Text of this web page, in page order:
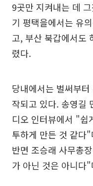
9곳만 지켜내는 데
기 평택을에서는 유
고, 부산 북갑에서도
렸다.
당내에서는 벌써부
작되고 있다. 송영길
디오 인터뷰에서 "쉽
투하게 만든 것 같다
반면 조승래 사무총
가 아닌 것은 아니다